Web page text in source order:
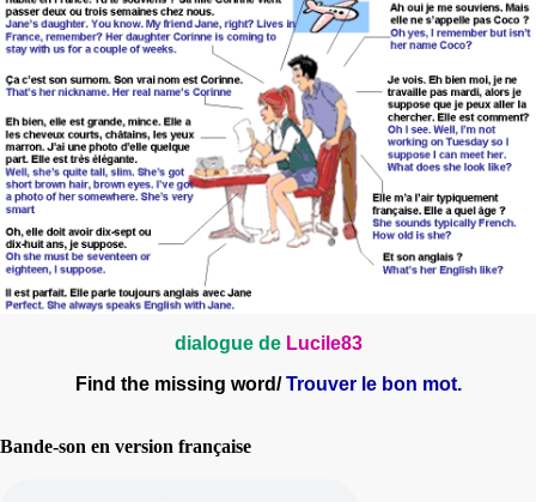
dialogue de Lucile83
Find the missing word/Trouver le bon mot.
Bande-son en version française